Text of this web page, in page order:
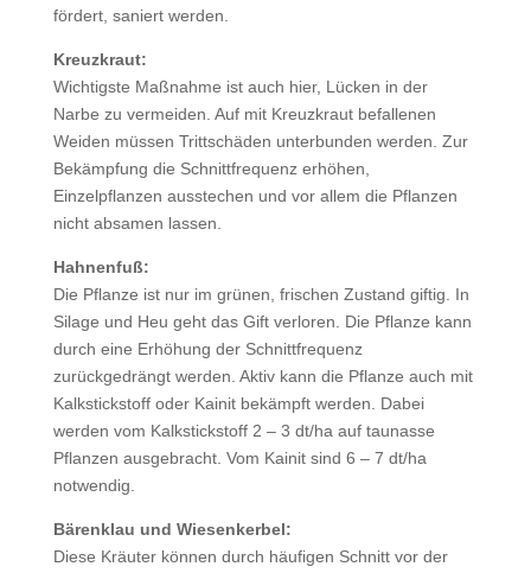
fördert, saniert werden.
Kreuzkraut:
Wichtigste Maßnahme ist auch hier, Lücken in der
Narbe zu vermeiden. Auf mit Kreuzkraut befallenen
Weiden müssen Trittschäden unterbunden werden. Zur
Bekämpfung die Schnittfrequenz erhöhen,
Einzelpflanzen ausstechen und vor allem die Pflanzen
nicht absamen lassen.
Hahnenfuß:
Die Pflanze ist nur im grünen, frischen Zustand giftig. In
Silage und Heu geht das Gift verloren. Die Pflanze kann
durch eine Erhöhung der Schnittfrequenz
zurückgedrängt werden. Aktiv kann die Pflanze auch mit
Kalkstickstoff oder Kainit bekämpft werden. Dabei
werden vom Kalkstickstoff 2 – 3 dt/ha auf taunasse
Pflanzen ausgebracht. Vom Kainit sind 6 – 7 dt/ha
notwendig.
Bärenklau und Wiesenkerbel:
Diese Kräuter können durch häufigen Schnitt vor der